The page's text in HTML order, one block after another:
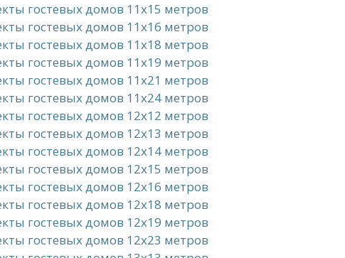
гостевых домов 11x15 метров
гостевых домов 11x16 метров
гостевых домов 11x18 метров
гостевых домов 11x19 метров
гостевых домов 11x21 метров
гостевых домов 11x24 метров
гостевых домов 12x12 метров
гостевых домов 12x13 метров
гостевых домов 12x14 метров
гостевых домов 12x15 метров
гостевых домов 12x16 метров
гостевых домов 12x18 метров
гостевых домов 12x19 метров
гостевых домов 12x23 метров